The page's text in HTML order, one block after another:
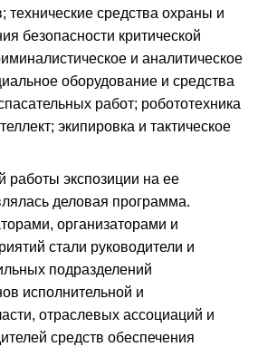
технические средства охраны и
безопасности критической
и аналитическое
оборудование и средства
работ; робототехника
экипировка и тактическое
работы экспозиции на ее
деловая программа.
организаторами и
стали руководители и
подразделений
исполнительной и
отраслевых ассоциаций и
средств обеспечения